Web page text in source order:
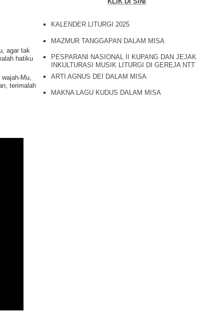
agar tak
hatiku
Mu,
terimalah
KALENDER LITURGI 2025
MAZMUR TANGGAPAN DALAM MISA
PESPARANI NASIONAL II KUPANG DAN JEJAK
INKULTURASI MUSIK LITURGI DI GEREJA NTT
ARTI AGNUS DEI DALAM MISA
MAKNA LAGU KUDUS DALAM MISA